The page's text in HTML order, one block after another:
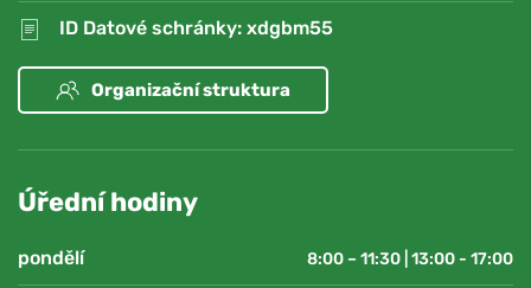
ID Datové schránky: xdgbm55
Organizační struktura
Úřední hodiny
pondělí 8:00 – 11:30 | 13:00 - 17:00